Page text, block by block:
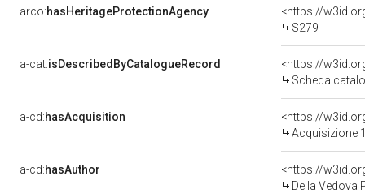
arco:hasHeritageProtectionAgency
<https://
S279
a-cat:isDescribedByCatalogueRecord
<https://
Scheda
a-cd:hasAcquisition
<https://
Acquisizione
a-cd:hasAuthor
<https://
Della Vedova